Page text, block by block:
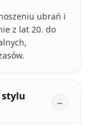
ubrań i
z lat 20. do
stylu